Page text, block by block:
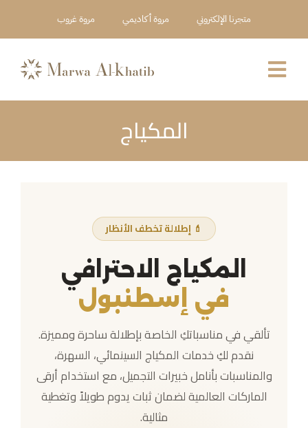
متجرنا الإلكتروني مروة أكاديمي مروة غروب
Toggle
عن المركز
المكياج
💄 إطلالة تخطف الأنظار
المكياج الاحترافي
في إسطنبول
تألقي في مناسباتكِ الخاصة بإطلالة ساحرة ومميزة.
نقدم لكِ خدمات المكياج السينمائي، السهرة،
والمناسبات بأنامل خبيرات التجميل، مع استخدام أرقى
الماركات العالمية لضمان ثبات يدوم طويلاً وتغطية
مثالية.